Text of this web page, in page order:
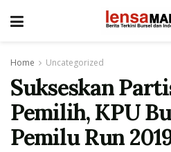
Home Uncategorized
Sukseskan
Pemilih, KPU
Pemilu Run